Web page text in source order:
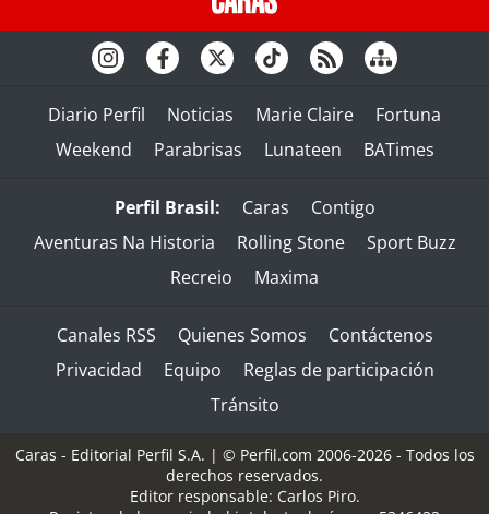
Diario Perfil Noticias Marie Claire
Fortuna
Weekend
Parabrisas Lunateen BATimes
Perfil Brasil: Caras
Contigo
Aventuras Na Historia
Rolling Stone
Sport Buzz
Recreio
Maxima
Canales RSS Quienes Somos
Contáctenos
Privacidad
Equipo
Reglas de participación
Tránsito
Caras - Editorial Perfil S.A. | © Perfil.com 2006-2026 - Todos los
derechos reservados.
Editor responsable: Carlos Piro.